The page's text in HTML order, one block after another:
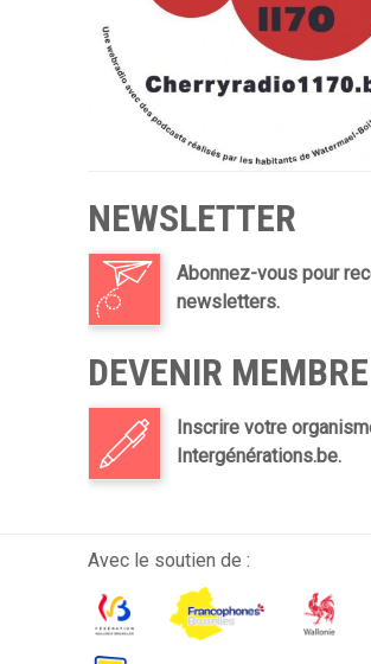
NEWSLETTER
Abonnez-vous pour
newsletters.
DEVENIR MEMBRE
Inscrire votre
Intergénérations.be.
Avec le soutien de :